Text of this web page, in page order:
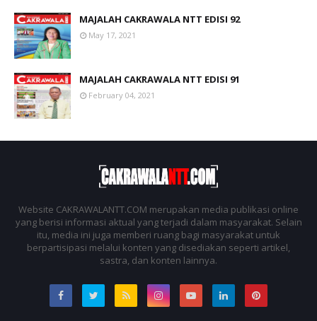
MAJALAH CAKRAWALA NTT EDISI 92
May 17, 2021
MAJALAH CAKRAWALA NTT EDISI 91
February 04, 2021
Website CAKRAWALANTT.COM merupakan media publikasi online
yang berisi informasi aktual yang terjadi dalam masyarakat. Selain
itu, media ini juga memberi ruang bagi masyarakat untuk
berpartisipasi melalui konten yang disediakan seperti artikel,
sastra, dan konten lainnya.